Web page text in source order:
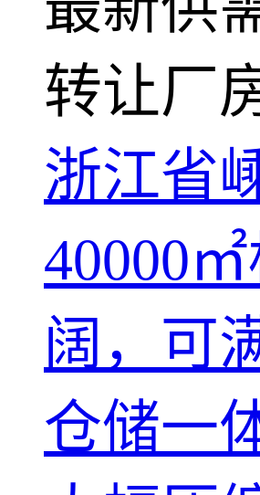
转让厂
浙江省
40000
阔，可
仓储一